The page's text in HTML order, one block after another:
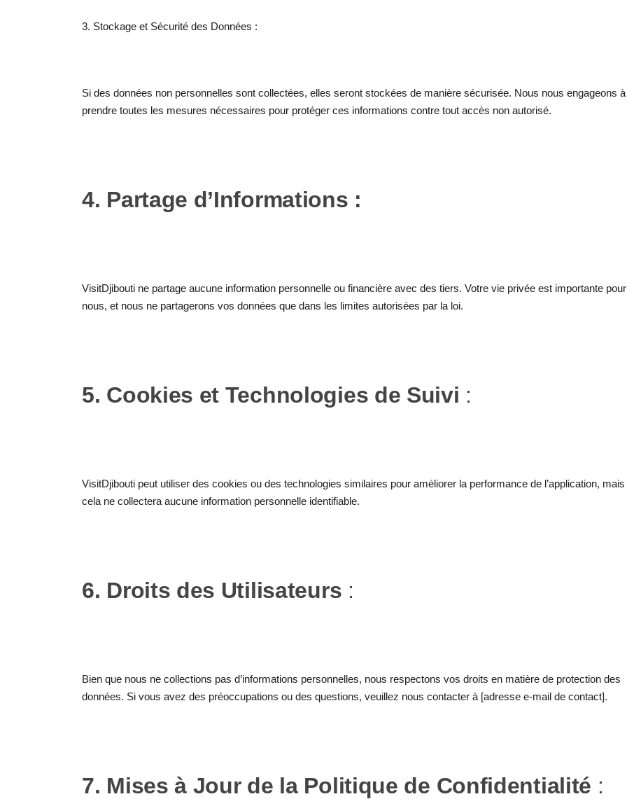
3. Stockage et Sécurité des Données :
Si des données non personnelles sont collectées, elles seront stockées de manière sécurisée. Nous nous engageons à
prendre toutes les mesures nécessaires pour protéger ces informations contre tout accès non autorisé.
4. Partage d’Informations :
VisitDjibouti ne partage aucune information personnelle ou financière avec des tiers. Votre vie privée est importante pour
nous, et nous ne partagerons vos données que dans les limites autorisées par la loi.
5. Cookies et Technologies de Suivi :
VisitDjibouti peut utiliser des cookies ou des technologies similaires pour améliorer la performance de l’application, mais
cela ne collectera aucune information personnelle identifiable.
6. Droits des Utilisateurs :
Bien que nous ne collections pas d’informations personnelles, nous respectons vos droits en matière de protection des
données. Si vous avez des préoccupations ou des questions, veuillez nous contacter à [adresse e-mail de contact].
7. Mises à Jour de la Politique de Confidentialité :